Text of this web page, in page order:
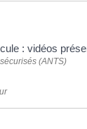
: vidéos
(ANTS)